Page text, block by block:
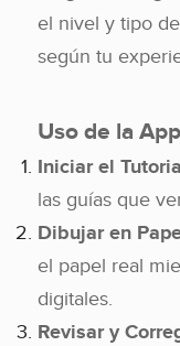
el nivel y tipo
según tu
Uso de la App
Iniciar el
las guías que
Dibujar en
el papel real
digitales.
Revisar y